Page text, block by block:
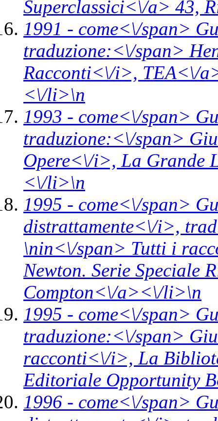
Superclassici<\/a> 43,
1991 - come<\/span>
traduzione:<\/span>
Racconti<\/i>, TEA<\/
<\/li>\n
1993 - come<\/span>
traduzione:<\/span>
Opere<\/i>, La Grande
<\/li>\n
1995 - come<\/span>
distrattamente<\/i>,
\nin<\/span> Tutti i
Newton. Serie Speciale
Compton<\/a><\/li>\n
1995 - come<\/span>
traduzione:<\/span>
racconti<\/i>, La
Editoriale Opportunity
1996 - come<\/span>